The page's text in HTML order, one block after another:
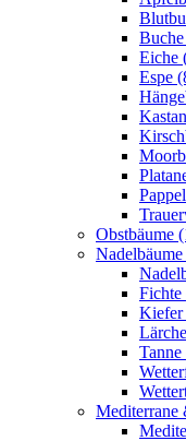
Eiche
Espe
Obstbäume
Fichte
Kiefer
Tanne
Mediterrane